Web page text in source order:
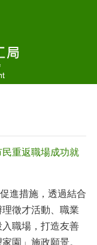
重返職場成功就
進措施，透過結合
徵才活動、職業
職場，打造友善
園」施政願景。